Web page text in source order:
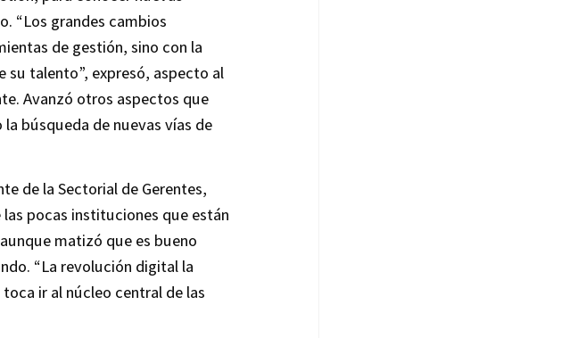
“Los grandes cambios
de gestión, sino con la
su talento”, expresó, aspecto al
Avanzó otros aspectos que
búsqueda de nuevas vías de
de la Sectorial de Gerentes,
pocas instituciones que están
matizó que es bueno
“La revolución digital la
ir al núcleo central de las